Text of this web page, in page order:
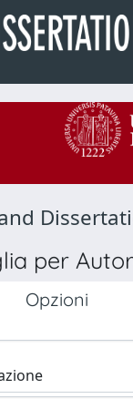
per
Opzioni